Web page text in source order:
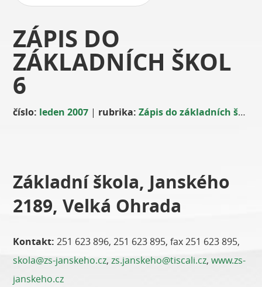
ZÁPIS DO
ZÁKLADNÍCH ŠKOL
6
číslo: leden 2007 | rubrika: Zápis do základních škol
Základní škola, Janského
2189, Velká Ohrada
Kontakt: 251 623 896, 251 623 895, fax 251 623 895,
skola@zs-janskeho.cz,zs.janskeho@tiscali.cz,www.zs-
janskeho.cz